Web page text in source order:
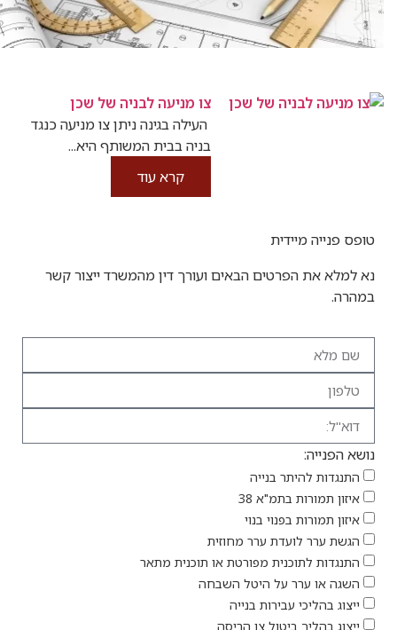
א
ע
ו
צו מניעה לבניה של שכן
העילה בגינה ניתן צו מניעה כנגד
בניה בבית המשותף היא...
הבאים ועורך דין מהמשרד ייצור קשר
בנייה
בתמ"א 38
בפנוי בנוי
ערר מחוזית
מפורטת או תוכנית מתאר
על היטל השבחה
עבירות בנייה
ביטול צו הריסה